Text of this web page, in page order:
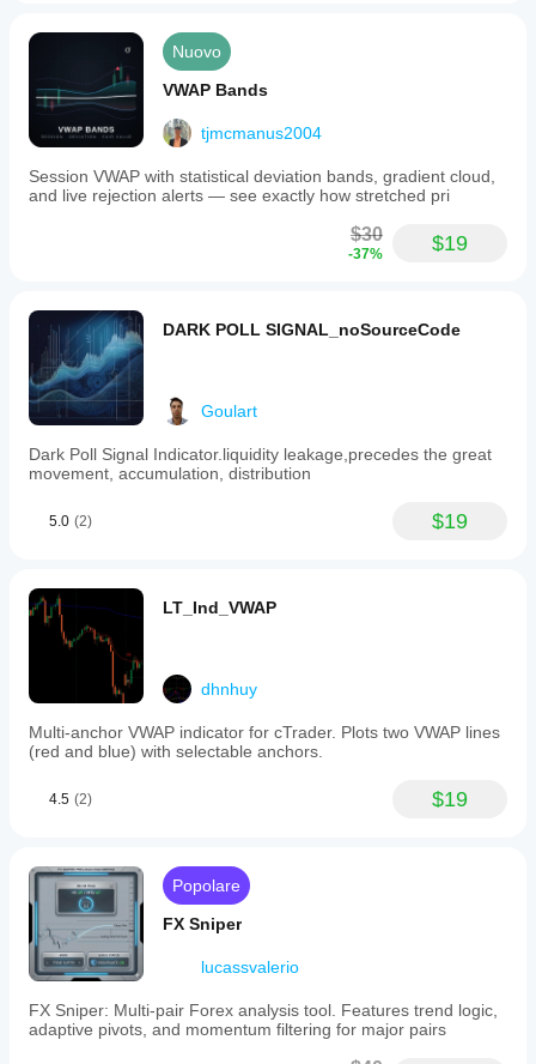
Nuovo
VWAP Bands
tjmcmanus2004
Session VWAP with statistical deviation bands, gradient cloud,
and live rejection alerts — see exactly how stretched pri
$30
-37% $19
DARK POLL SIGNAL_noSourceCode
Goulart
Dark Poll Signal Indicator.liquidity leakage,precedes the great
movement, accumulation, distribution
5.0 (2) $19
LT_Ind_VWAP
dhnhuy
Multi-anchor VWAP indicator for cTrader. Plots two VWAP lines
(red and blue) with selectable anchors.
4.5 (2) $19
Popolare
FX Sniper
lucassvalerio
FX Sniper: Multi-pair Forex analysis tool. Features trend logic,
adaptive pivots, and momentum filtering for major pairs